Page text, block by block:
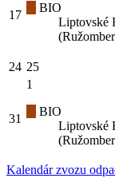
17
BIO
Liptovské
24 25
31
1
BIO
Liptovské
Kalendár zvozu